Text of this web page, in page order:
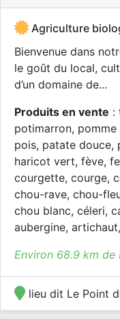
Agriculture
Bienvenue dans
le goût du local,
d’un domaine de...
Produits en vente :
potimarron,
pois, patate douce,
haricot vert, fève,
courgette, courge,
chou-rave, chou-
chou blanc, céleri,
aubergine,
Environ 68.9 km de
lieu dit Le Point